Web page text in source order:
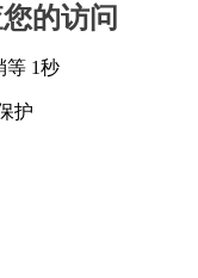
的访问
等 1秒
护